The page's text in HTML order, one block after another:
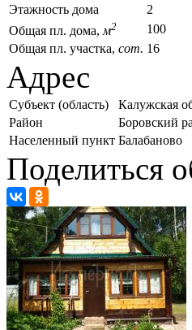
Этажность дома
2
Общая пл. дома, м2
100
Общая пл. участка, сот. 16
Адрес
Субъект (область)
Калужская
Район
Боровский
Населенный пункт Балабаново
Поделиться